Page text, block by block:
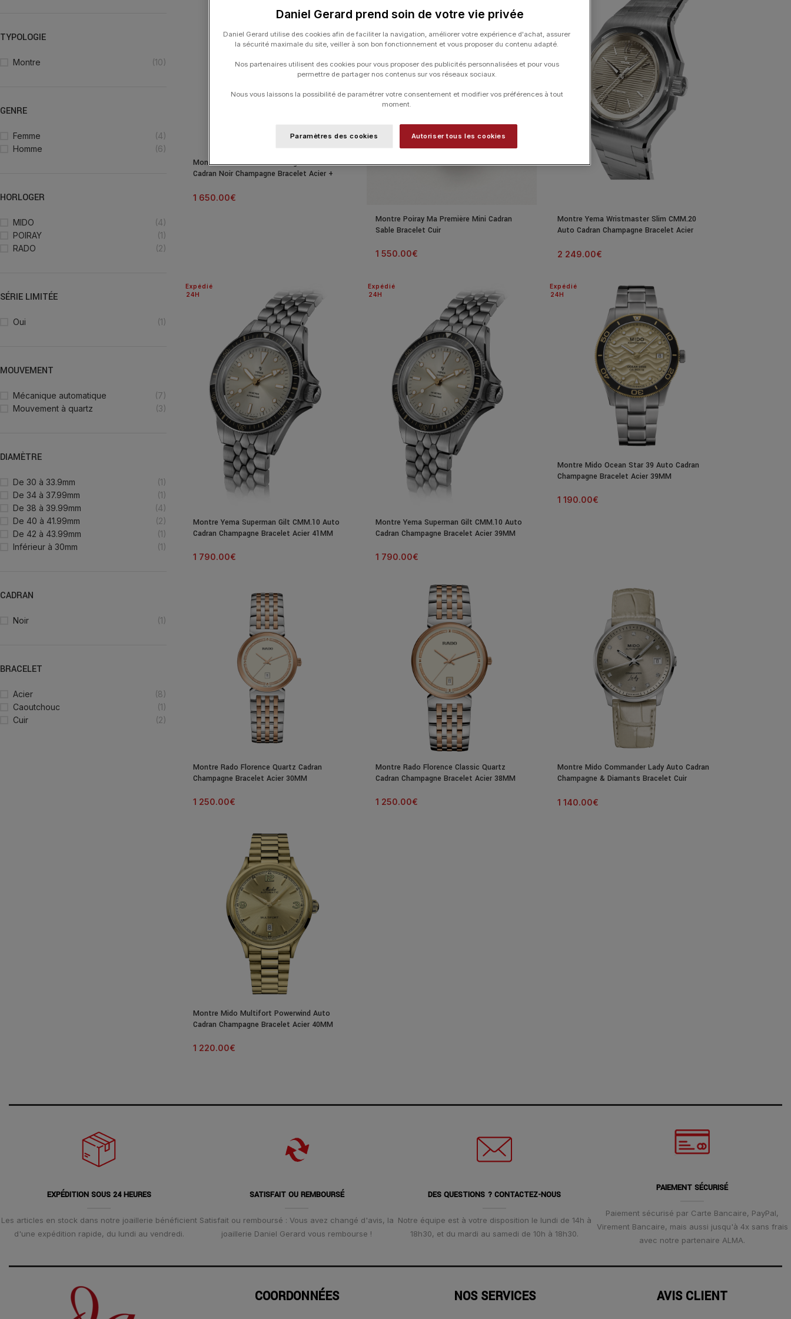
TYPOLOGIE
Montre (10)
GENRE
Femme
(4)
Homme
(6)
HORLOGER
MIDO
(4)
POIRAY
(1)
RADO
(2)
SÉRIE LIMITÉE
Oui (1)
MOUVEMENT
Mécanique automatique
(7)
Mouvement à quartz
(3)
DIAMÈTRE
De 30 à 33.9mm
(1)
De 34 à 37.99mm
(1)
De 38 à 39.99mm
(4)
De 40 à 41.99mm
(2)
De 42 à 43.99mm
(1)
Inférieur à 30mm
(1)
CADRAN
Noir (1)
BRACELET
Acier
(8)
Caoutchouc
(1)
Cuir
(2)
Montre Mido Multifort TV Big Date Auto
Cadran Noir Champagne Bracelet Acier +
1 650.00€
Montre Poiray Ma Première Mini Cadran
Sable Bracelet Cuir
1 550.00€
Montre Yema Wristmaster Slim CMM.20
Auto Cadran Champagne Bracelet Acier
2 249.00€
24H
Expédié
Montre Yema Superman Gilt CMM.10 Auto
Cadran Champagne Bracelet Acier 41MM
1 790.00€
24H
Expédié
Montre Yema Superman Gilt CMM.10 Auto
Cadran Champagne Bracelet Acier 39MM
1 790.00€
24H
Expédié
Montre Mido Ocean Star 39 Auto Cadran
Champagne Bracelet Acier 39MM
1 190.00€
Montre Rado Florence Quartz Cadran
Champagne Bracelet Acier 30MM
1 250.00€
Montre Rado Florence Classic Quartz
Cadran Champagne Bracelet Acier 38MM
1 250.00€
Montre Mido Commander Lady Auto Cadran
Champagne & Diamants Bracelet Cuir
1 140.00€
Montre Mido Multifort Powerwind Auto
Cadran Champagne Bracelet Acier 40MM
1 220.00€
EXPÉDITION SOUS 24 HEURES
Les articles en stock dans notre joaillerie bénéficient
d'une expédition rapide, du lundi au vendredi.
SATISFAIT OU REMBOURSÉ
Satisfait ou remboursé : Vous avez changé d'avis, la
joaillerie Daniel Gerard vous rembourse !
DES QUESTIONS ? CONTACTEZ-NOUS
Notre équipe est à votre disposition le lundi de 14h à
18h30, et du mardi au samedi de 10h à 18h30.
PAIEMENT SÉCURISÉ
Paiement sécurisé par Carte Bancaire, PayPal,
Virement Bancaire, mais aussi jusqu'à 4x sans frais
avec notre partenaire ALMA.
COORDONNÉES NOS SERVICES AVIS CLIENT
Daniel Gerard prend soin de votre vie privée
Daniel Gerard utilise des cookies afin de faciliter la navigation, améliorer votre expérience d'achat, assurer
la sécurité maximale du site, veiller à son bon fonctionnement et vous proposer du contenu adapté.
Nos partenaires utilisent des cookies pour vous proposer des publicités personnalisées et pour vous
permettre de partager nos contenus sur vos réseaux sociaux.
Nous vous laissons la possibilité de paramétrer votre consentement et modifier vos préférences à tout
moment.
Paramètres des cookies Autoriser tous les cookies